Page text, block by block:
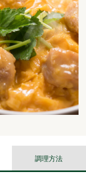
調理方法